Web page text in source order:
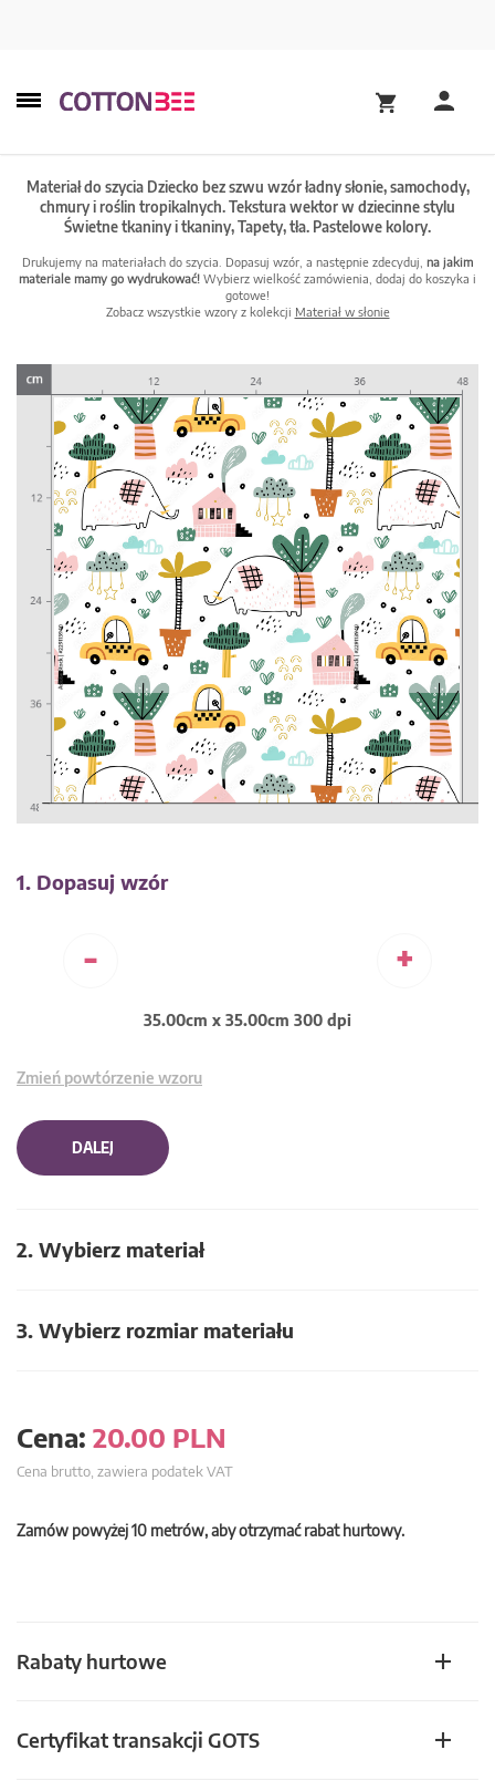
Materiał do szycia Dziecko bez szwu wzór ładny słonie, samochody,
chmury i roślin tropikalnych. Tekstura wektor w dziecinne stylu
Świetne tkaniny i tkaniny, Tapety, tła. Pastelowe kolory.
Drukujemy na materiałach do szycia. Dopasuj wzór, a następnie zdecyduj, na jakim
materiale mamy go wydrukować! Wybierz wielkość zamówienia, dodaj do koszyka i
gotowe!
Zobacz wszystkie wzory z kolekcji Materiał w słonie
1. Dopasuj wzór
- +
35.00cm x 35.00cm 300 dpi
Zmień powtórzenie wzoru
DALEJ
2. Wybierz materiał
3. Wybierz rozmiar materiału
Cena: 20.00 PLN
Cena brutto, zawiera podatek VAT
Zamów powyżej 10 metrów, aby otrzymać rabat hurtowy.
Rabaty hurtowe
Certyfikat transakcji GOTS